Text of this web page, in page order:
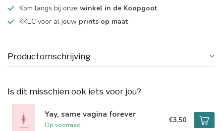
Kom langs bij onze winkel in de Koopgoot
KKEC voor al jouw prints op maat
Productomschrijving
Is dit misschien ook iets voor jou?
Yay, same vagina forever
Op voorraad
€3,50